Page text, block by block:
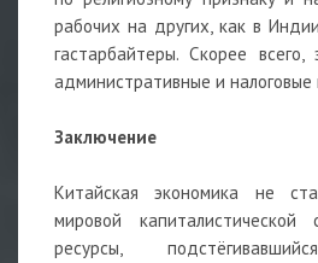
рабочих на других, как в
гастарбайтеры. Скорее
административные и налоговые
Заключение
Китайская экономика не
мировой
ресурсы,